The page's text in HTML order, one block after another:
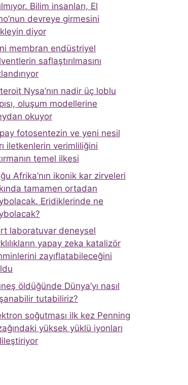
Bilim insanları, El
devreye girmesini
diyor
membran endüstriyel
saflaştırılmasını
Nysa’nın nadir üç loblu
oluşum modellerine
okuyor
fotosentezin ve yeni nesil
iletkenlerin verimliliğini
temel ilkesi
Afrika’nın ikonik kar zirveleri
tamamen ortadan
Eridiklerinde ne
laboratuvar deneysel
yapay zeka katalizör
zayıflatabileceğini
öldüğünde Dünya’yı nasıl
tutabiliriz?
soğutması ilk kez Penning
yüksek yüklü iyonları